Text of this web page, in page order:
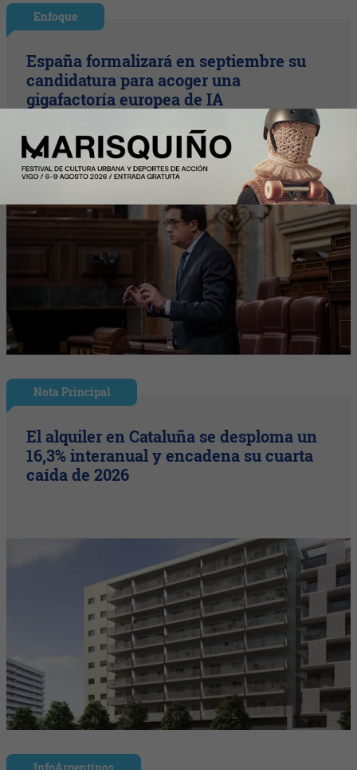
Enfoque
España formalizará en septiembre su
candidatura para acoger una
gigafactoría europea de IA
Nota Principal
El alquiler en Cataluña se desploma un
16,3% interanual y encadena su cuarta
caída de 2026